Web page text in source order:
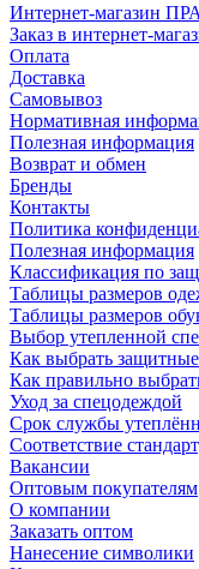
Интернет-магазин
Заказ в интернет-
Оплата
Доставка
Самовывоз
Нормативная
Полезная информация
Возврат и обмен
Бренды
Контакты
Политика
Полезная информация
Классификация по
Таблицы размеров
Таблицы размеров
Выбор утепленной
Как выбрать
Как правильно
Уход за спецодеждой
Срок службы
Соответствие
Вакансии
Оптовым покупателям
О компании
Заказать оптом
Нанесение символики